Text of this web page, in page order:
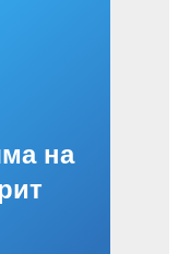
на